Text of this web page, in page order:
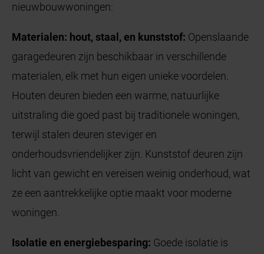
nieuwbouwwoningen:
Materialen: hout, staal, en kunststof: Openslaande
garagedeuren zijn beschikbaar in verschillende
materialen, elk met hun eigen unieke voordelen.
Houten deuren bieden een warme, natuurlijke
uitstraling die goed past bij traditionele woningen,
terwijl stalen deuren steviger en
onderhoudsvriendelijker zijn. Kunststof deuren zijn
licht van gewicht en vereisen weinig onderhoud, wat
ze een aantrekkelijke optie maakt voor moderne
woningen.
Isolatie en energiebesparing: Goede isolatie is